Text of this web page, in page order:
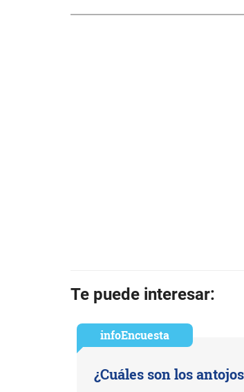
Te puede interesar:
infoEncuesta
¿Cuáles son los